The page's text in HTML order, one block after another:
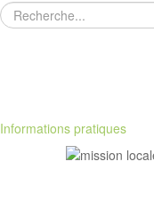
Informations pratiques